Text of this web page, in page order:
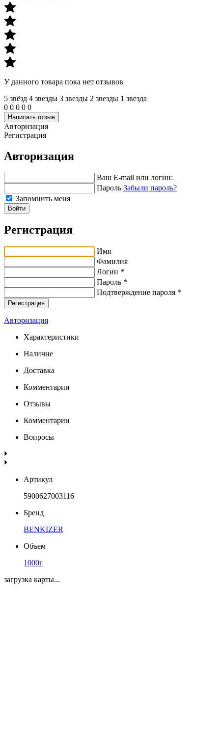
У данного товара пока нет отзывов
5 звёзд 4 звeзды 3 звeзды 2 звeзды 1 звeзда
0 0 0 0 0
Написать отзыв
Авторизация
Регистрация
Авторизация
Ваш E-mail или логин:
Пароль Забыли пароль?
Запомнить меня
Войти
Регистрация
Имя
Фамилия
Логин *
Пароль *
Подтверждение пароля *
Авторизация
Характеристики
Наличие
Доставка
Комментарии
Отзывы
Комментарии
Вопросы
Артикул
5900627003116
Бренд
BENKIZER
Объем
1000г
загрузка карты...